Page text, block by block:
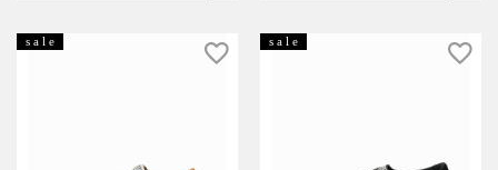
s a l e s a l e